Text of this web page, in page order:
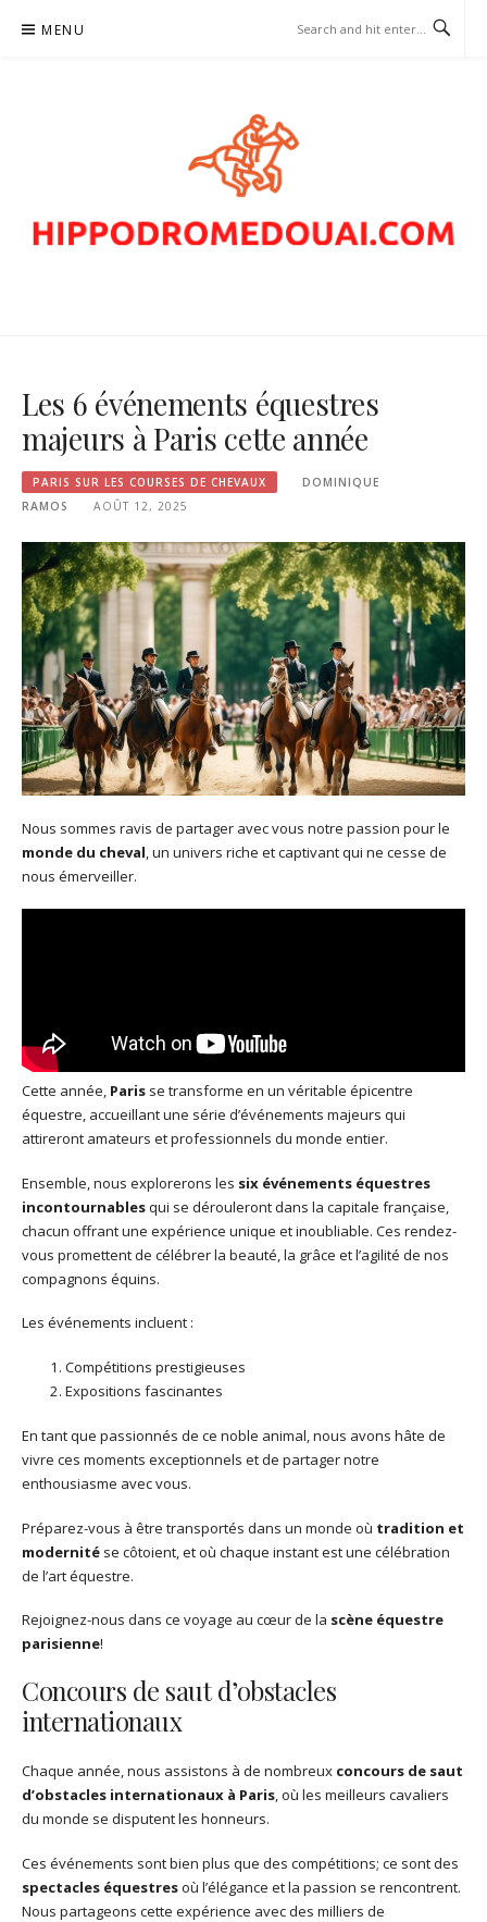
MENU
Les 6 événements équestres
majeurs à Paris cette année
PARIS SUR LES COURSES DE CHEVAUX
DOMINIQUE
RAMOS
AOÛT 12, 2025
Nous sommes ravis de partager avec vous notre passion pour le
monde du cheval, un univers riche et captivant qui ne cesse de
nous émerveiller.
Cette année, Paris se transforme en un véritable épicentre
équestre, accueillant une série d’événements majeurs qui
attireront amateurs et professionnels du monde entier.
Ensemble, nous explorerons les six événements équestres
incontournablesqui se dérouleront dans la capitale française,
chacun offrant une expérience unique et inoubliable. Ces rendez-
vous promettent de célébrer la beauté, la grâce et l’agilité de nos
compagnons équins.
Les événements incluent :
Compétitions prestigieuses
Expositions fascinantes
En tant que passionnés de ce noble animal, nous avons hâte de
vivre ces moments exceptionnels et de partager notre
enthousiasme avec vous.
Préparez-vous à être transportés dans un monde où tradition et
modernité se côtoient, et où chaque instant est une célébration
de l’art équestre.
Rejoignez-nous dans ce voyage au cœur de la scène équestre
parisienne!
Concours de saut d’obstacles
internationaux
Chaque année, nous assistons à de nombreux concours de saut
d’obstacles internationaux à Paris, où les meilleurs cavaliers
du monde se disputent les honneurs.
Ces événements sont bien plus que des compétitions; ce sont des
spectacles équestresoù l’élégance et la passion se rencontrent.
Nous partageons cette expérience avec des milliers de